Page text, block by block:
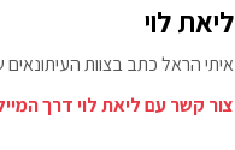
ליאת לוי
איתי הראל כתב בצוות
צור קשר עם ליאת לוי דרך